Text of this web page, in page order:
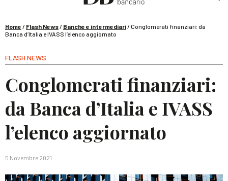
La riforma del sistema sanzionatorio del TUF
Home / Flash News/ Banche e intermediari/Conglomerati finanziari: da
Banca d’Italia e IVASS l’elenco aggiornato
FLASH NEWS
Conglomerati finanziari:
da Banca d’Italia e IVASS
l’elenco aggiornato
5 Novembre 2021